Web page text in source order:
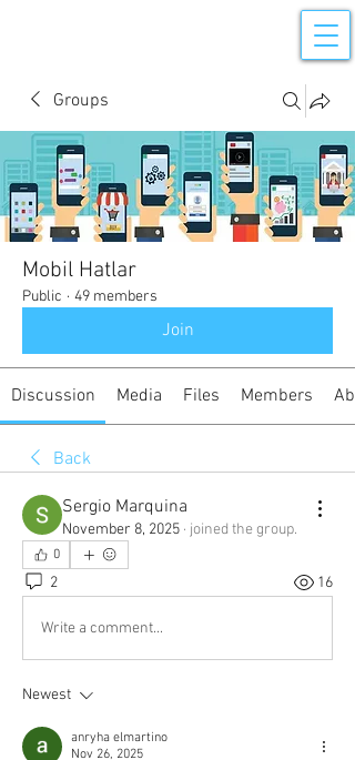
Groups
Mobil Hatlar
Public · 49 members
Join
Discussion Media Files Members
Back
Sergio Marquina
November 8, 2025 · joined the group.
0
2 16
Write a comment...
Newest
anryha elmartino
Nov 26, 2025